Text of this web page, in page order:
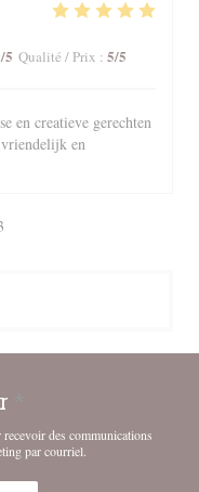
/5 Qualité / Prix : 5/5
en creatieve gerechten
en
des communications
par courriel.